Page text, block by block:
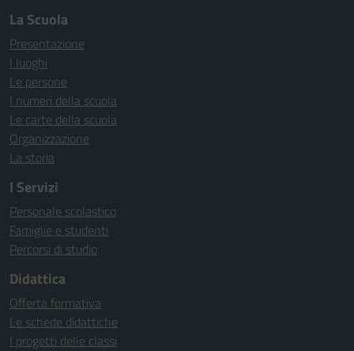
La Scuola
Presentazione
I luoghi
Le persone
I numeri della scuola
Le carte della scuola
Organizzazione
La storia
I Servizi
Personale scolastico
Famiglie e studenti
Percorsi di studio
Didattica
Offerta formativa
Le schede didattiche
I progetti delle classi